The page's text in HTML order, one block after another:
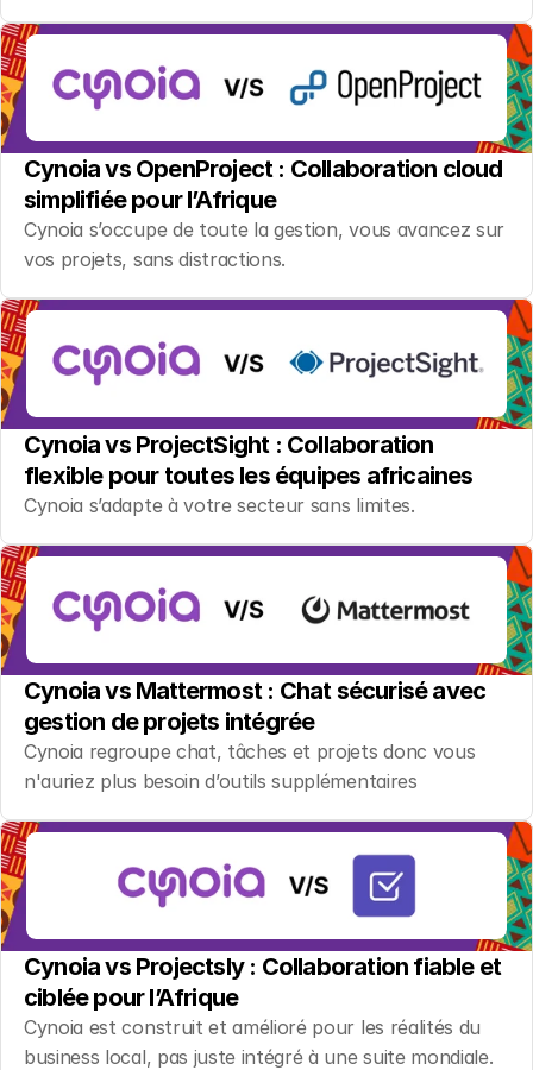
Cynoia vs OpenProject : Collaboration cloud
simplifiée pour l’Afrique
Cynoia s’occupe de toute la gestion, vous avancez sur
vos projets, sans distractions.
Cynoia vs ProjectSight : Collaboration
flexible pour toutes les équipes africaines
Cynoia s’adapte à votre secteur sans limites.
Cynoia vs Mattermost : Chat sécurisé avec
gestion de projets intégrée
Cynoia regroupe chat, tâches et projets donc vous
n'auriez plus besoin d’outils supplémentaires
Cynoia vs Projectsly : Collaboration fiable et
ciblée pour l’Afrique
Cynoia est construit et amélioré pour les réalités du
business local, pas juste intégré à une suite mondiale.